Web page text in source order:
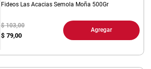
Fideos Las Acacias Semola Moña 500Gr
$ 79,00
$ 103,00
Agregar